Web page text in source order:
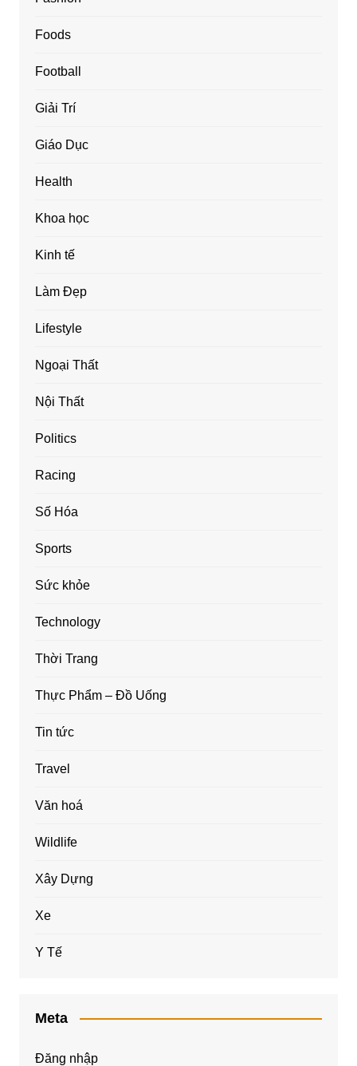
Foods
Football
Giải Trí
Giáo Dục
Health
Khoa học
Kinh tế
Làm Đẹp
Lifestyle
Ngoại Thất
Nội Thất
Politics
Racing
Số Hóa
Sports
Sức khỏe
Technology
Thời Trang
Thực Phẩm – Đồ Uống
Tin tức
Travel
Văn hoá
Wildlife
Xây Dựng
Xe
Y Tế
Meta
Đăng nhập